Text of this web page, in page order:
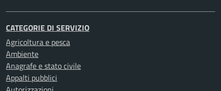
CATEGORIE DI SERVIZIO
Agricoltura e pesca
Ambiente
Anagrafe e stato civile
Appalti pubblici